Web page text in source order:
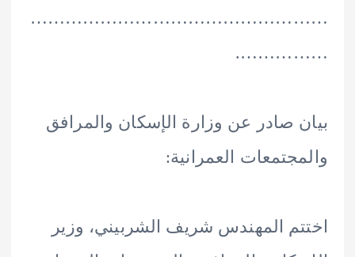
صادر عن وزارة الإسكان والمرافق
العمرانية:
المهندس شريف الشربيني، وزير